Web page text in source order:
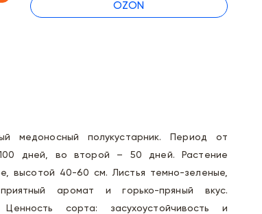
OZON
медоносный полукустарник. Период от
дней, во второй – 50 дней. Растение
высотой 40-60 см. Листья темно-зеленые,
аромат и горько-пряный вкус.
сорта: засухоустойчивость и